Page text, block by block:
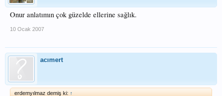
Onur anlatımın çok güzelde ellerine sağlık.
10 Ocak 2007
acımert
erdemyılmaz demiş ki: ↑